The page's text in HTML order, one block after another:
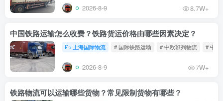
2026-8-9 8.7W+
中国铁路运输怎么收费？铁路货运价格由哪些因素决定？
上海国际物流 # 国际铁路运输 # 中欧班列物流 # 中欧
2026-8-9 7W+
铁路物流可以运输哪些货物？常见限制货物有哪些？